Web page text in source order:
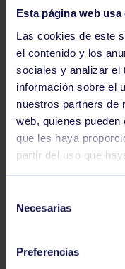
Esta página web usa
Las cookies de este
el contenido y los
sociales y analizar el
información sobre el
nuestros partners de
web, quienes
que les haya
partir del uso que
Necesarias
Preferencias
Baloncesto 13
ÚLTIMOS